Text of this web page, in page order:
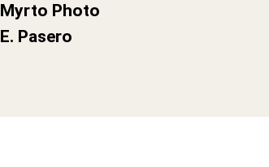
Myrto Photo
E. Pasero